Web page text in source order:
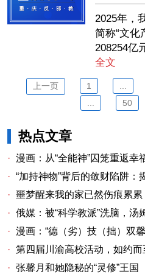
2025年，
简称“文化
208254亿
全文
上一页 1
50
热点文章
· 漫画：从“全能神”囚笼重返幸福
· “加持神物”背后的敛财陷阱
· 噩梦醒来我的家已然伤痕累累
· 俄媒：被“科学教派”洗脑，汤
· 漫画：“德（劣）技（拙）双
· 第四届川渝高校活动，如约
· 张馨月和她隐秘的“灵修”王国